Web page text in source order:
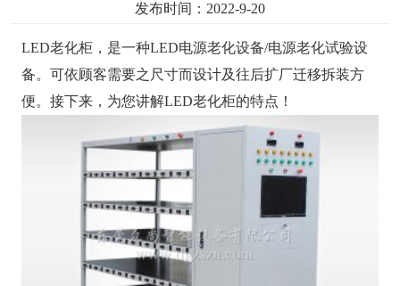
发布时间：2022-9-20
LED老化柜，是一种LED电源老化设备/电源老化试验设
备。可依顾客需要之尺寸而设计及往后扩厂迁移拆装方
便。接下来，为您讲解LED老化柜的特点！